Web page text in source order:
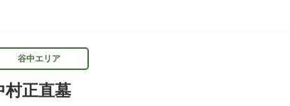
谷中エリア
村正直墓